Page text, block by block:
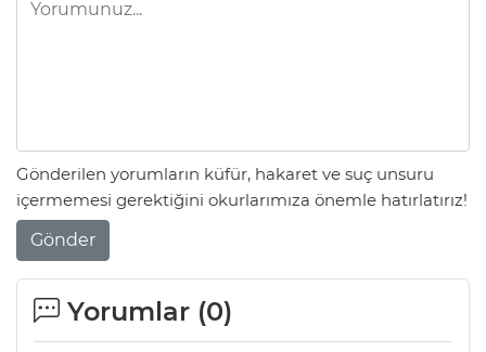
Gönderilen yorumların küfür, hakaret ve suç unsuru
içermemesi gerektiğini okurlarımıza önemle hatırlatırız!
Gönder
Yorumlar (0)